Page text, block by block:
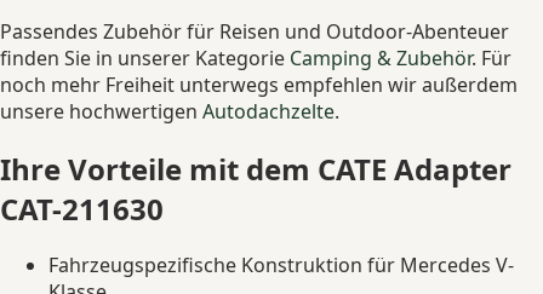
Passendes Zubehör für Reisen und Outdoor-Abenteuer
finden Sie in unserer Kategorie Camping & Zubehör. Für
noch mehr Freiheit unterwegs empfehlen wir außerdem
unsere hochwertigen Autodachzelte.
Ihre Vorteile mit dem CATE Adapter
CAT-211630
Fahrzeugspezifische Konstruktion für Mercedes V-